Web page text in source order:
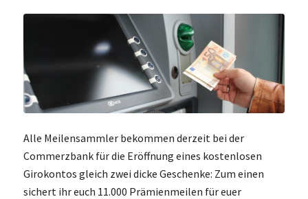
Alle Meilensammler bekommen derzeit bei der
Commerzbank für die Eröffnung eines kostenlosen
Girokontos gleich zwei dicke Geschenke: Zum einen
sichert ihr euch 11.000 Prämienmeilen für euer